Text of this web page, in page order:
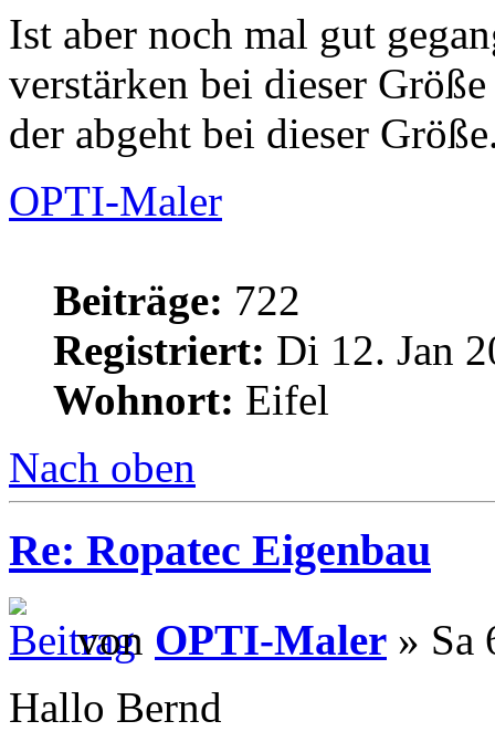
Ist aber noch mal gut
verstärken bei dieser
der abgeht bei dieser
OPTI-Maler
Beiträge: 722
Registriert: Di 12. Jan
Wohnort: Eifel
Nach oben
Re: Ropatec Eigenbau
von OPTI-Maler » Sa
Hallo Bernd